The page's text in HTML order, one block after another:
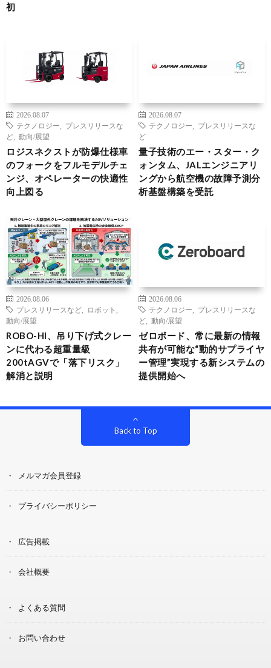
初
2026.08.07
テクノロジー
プレスリリースな
ど
動向/展望
ロジスネクストが防爆仕様車
のフォークをフルモデルチェ
ンジ、オペレーターの快適性
向上図る
2026.08.07
テクノロジー
プレスリリースな
ど
量子技術のエー・スター・ク
ォンタム、JALエンジニアリ
ングから航空機の故障予測分
析基盤構築を受託
2026.08.06
プレスリリースなど
ロボット
動向/展望
ROBO-HI、吊り下げ式クレー
ンに代わる超重量級
200tAGVで「落下リスク」
解消と説明
2026.08.06
テクノロジー
プレスリリースな
ど
動向/展望
ゼロボード、常に最新の情報
共有が可能な“動的サプライヤ
ー管理”実現する新システムの
提供開始へ
Back to Top
メルマガ会員登録
プライバシーポリシー
広告掲載
会社概要
よくある質問
お問い合わせ